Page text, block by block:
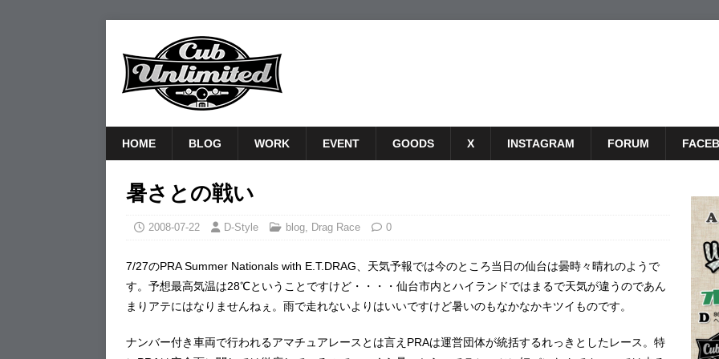
HOME BLOG WORK EVENT GOODS X INSTAGRAM FORUM
暑さとの戦い
2008-07-22 D-Style blog, Drag Race 0
7/27のPRA Summer Nationals with E.T.DRAG、天気予報では今のところ当日の仙台は曇時々晴れのようで
す。予想最高気温は28℃ということですけど・・・・仙台市内とハイランドではまるで天気が違うのであん
まりアテにはなりませんねぇ。雨で走れないよりはいいですけど暑いのもなかなかキツイものです。
ナンバー付き車両で行われるアマチュアレースとは言えPRAは運営団体が統括するれっきとしたレース。特